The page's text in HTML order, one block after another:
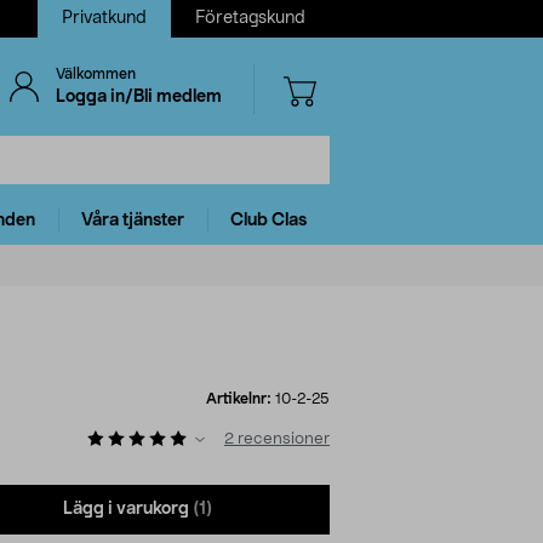
Privatkund Företagskund
Välkommen
Logga in/Bli medlem
Våra tjänster Club Clas
Artikelnr: 10-2-25
2 recensioner
Lägg i varukorg (1)